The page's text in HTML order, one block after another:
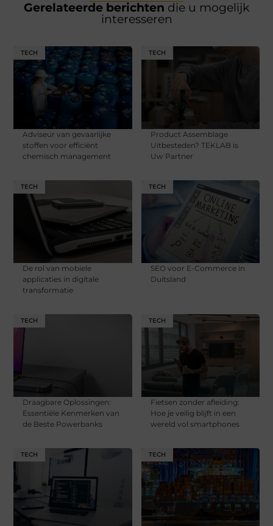
Gerelateerde berichten die u mogelijk
interesseren
TECH
Adviseur van gevaarlijke
stoffen voor efficiënt
chemisch management
TECH
Product Assemblage
Uitbesteden? TEKLAB is
Uw Partner
TECH
De rol van mobiele
applicaties in digitale
transformatie
TECH
SEO voor E-Commerce in
Duitsland
TECH
Draagbare Oplossingen:
Essentiële Kenmerken van
de Beste Powerbanks
TECH
Fietsen zonder afleiding:
Hoe je veilig blijft in een
wereld vol smartphones
TECH TECH